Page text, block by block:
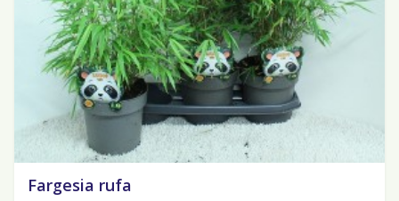
Fargesia rufa